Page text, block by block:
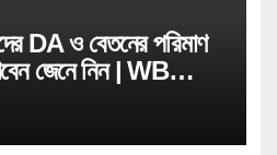
DA ও বেতনের পরিমাণ
জেনে নিন | WB